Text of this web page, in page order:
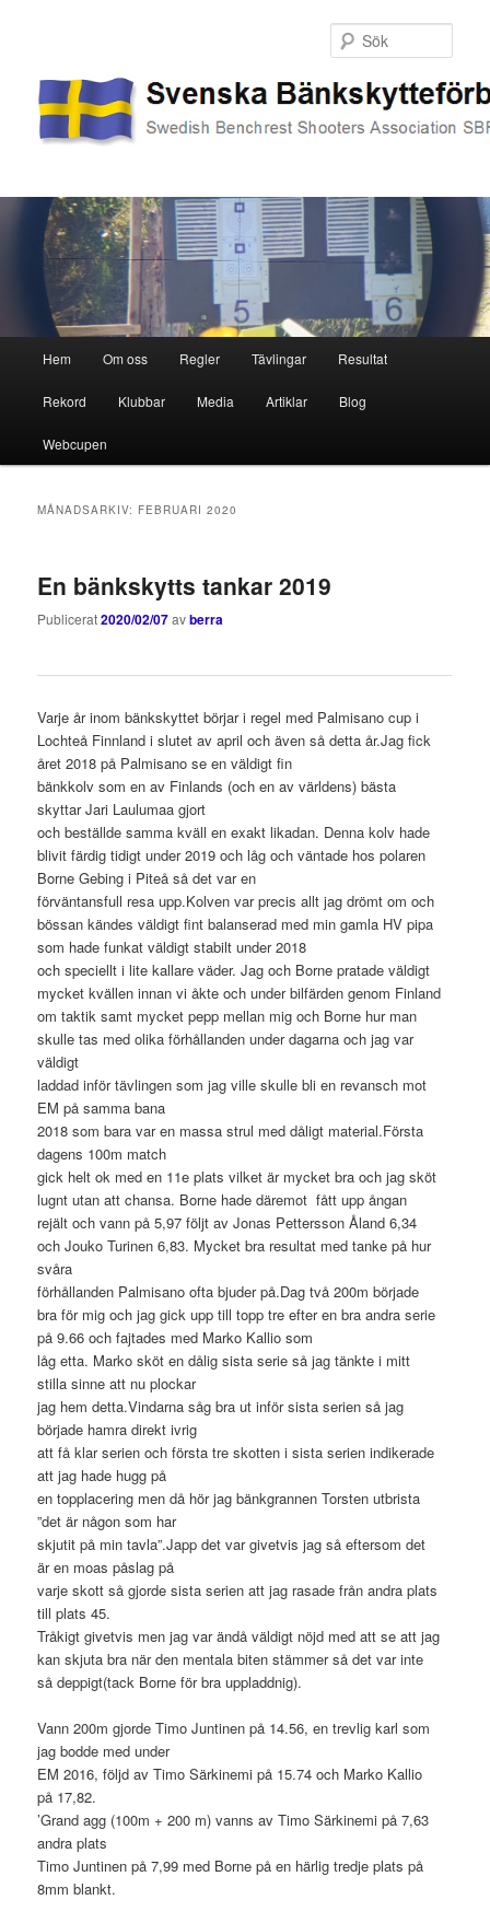
Hoppa
till
primärt
innehåll
Hoppa
till
sekundärt
innehåll
Hem Om oss Regler Tävlingar Resultat
Rekord Klubbar Media Artiklar Blog
Webcupen
MÅNADSARKIV: FEBRUARI 2020
En bänkskytts tankar 2019
Publicerat2020/02/07avberra
Varje år inom bänkskyttet börjar i regel med Palmisano cup i
Lochteå Finnland i slutet av april och även så detta år.Jag fick
året 2018 på Palmisano se en väldigt fin
bänkkolv som en av Finlands (och en av världens) bästa
skyttar Jari Laulumaa gjort
och beställde samma kväll en exakt likadan. Denna kolv hade
blivit färdig tidigt under 2019 och låg och väntade hos polaren
Borne Gebing i Piteå så det var en
förväntansfull resa upp.Kolven var precis allt jag drömt om och
bössan kändes väldigt fint balanserad med min gamla HV pipa
som hade funkat väldigt stabilt under 2018
och speciellt i lite kallare väder. Jag och Borne pratade väldigt
mycket kvällen innan vi åkte och under bilfärden genom Finland
om taktik samt mycket pepp mellan mig och Borne hur man
skulle tas med olika förhållanden under dagarna och jag var
väldigt
laddad inför tävlingen som jag ville skulle bli en revansch mot
EM på samma bana
2018 som bara var en massa strul med dåligt material.Första
dagens 100m match
gick helt ok med en 11e plats vilket är mycket bra och jag sköt
lugnt utan att chansa. Borne hade däremot fått upp ångan
rejält och vann på 5,97 följt av Jonas Pettersson Åland 6,34
och Jouko Turinen 6,83. Mycket bra resultat med tanke på hur
svåra
förhållanden Palmisano ofta bjuder på.Dag två 200m började
bra för mig och jag gick upp till topp tre efter en bra andra serie
på 9.66 och fajtades med Marko Kallio som
låg etta. Marko sköt en dålig sista serie så jag tänkte i mitt
stilla sinne att nu plockar
jag hem detta.Vindarna såg bra ut inför sista serien så jag
började hamra direkt ivrig
att få klar serien och första tre skotten i sista serien indikerade
att jag hade hugg på
en topplacering men då hör jag bänkgrannen Torsten utbrista
”det är någon som har
skjutit på min tavla”.Japp det var givetvis jag så eftersom det
är en moas påslag på
varje skott så gjorde sista serien att jag rasade från andra plats
till plats 45.
Tråkigt givetvis men jag var ändå väldigt nöjd med att se att jag
kan skjuta bra när den mentala biten stämmer så det var inte
så deppigt(tack Borne för bra uppladdnig).
Vann 200m gjorde Timo Juntinen på 14.56, en trevlig karl som
jag bodde med under
EM 2016, följd av Timo Särkinemi på 15.74 och Marko Kallio
på 17,82.
’Grand agg (100m + 200 m) vanns av Timo Särkinemi på 7,63
andra plats
Timo Juntinen på 7,99 med Borne på en härlig tredje plats på
8mm blankt.